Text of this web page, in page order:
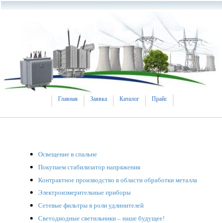
Главная Заявка Каталог Прайс
Освещение в спальне
Покупаем стабилизатор напряжения
Контрактное производство в области обработки металла
Электроизмерительные приборы
Сетевые фильтры в роли удлинителей
Светодиодные светильники – наше будущее!